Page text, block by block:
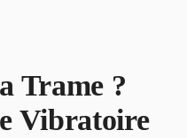
Trame ?
Vibratoire